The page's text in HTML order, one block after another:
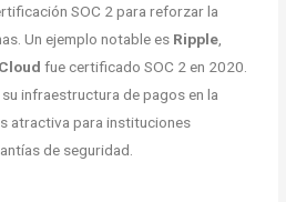
SOC 2 para reforzar la
Un ejemplo notable es Ripple
fue certificado SOC 2 en 2020.
infraestructura de pagos en la
atractiva para instituciones
de seguridad.